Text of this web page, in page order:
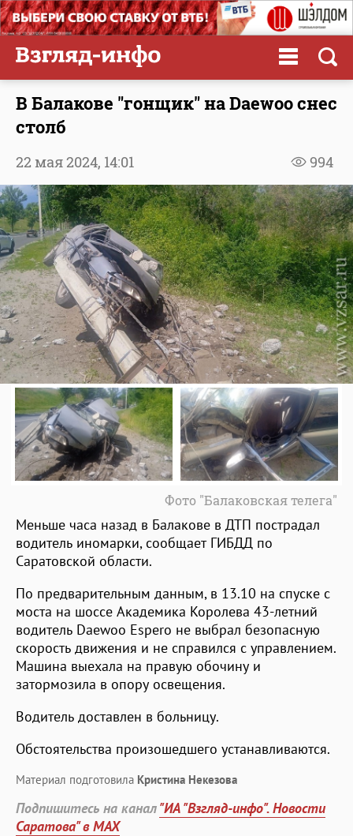
В Балакове "гонщик" на Daewoo снес
столб
994
22 мая 2024, 14:01
Фото "Балаковская телега"
Меньше часа назад в Балакове в ДТП пострадал
водитель иномарки, сообщает ГИБДД по
Саратовской области.
По предварительным данным, в 13.10 на спуске с
моста на шоссе Академика Королева 43-летний
водитель Daewoo Espero не выбрал безопасную
скорость движения и не справился с управлением.
Машина выехала на правую обочину и
затормозила в опору освещения.
Водитель доставлен в больницу.
Обстоятельства произошедшего устанавливаются.
Материал подготовила Кристина Некезова
Подпишитесь на канал"ИА "Взгляд-инфо". Новости
Саратова" в MAX